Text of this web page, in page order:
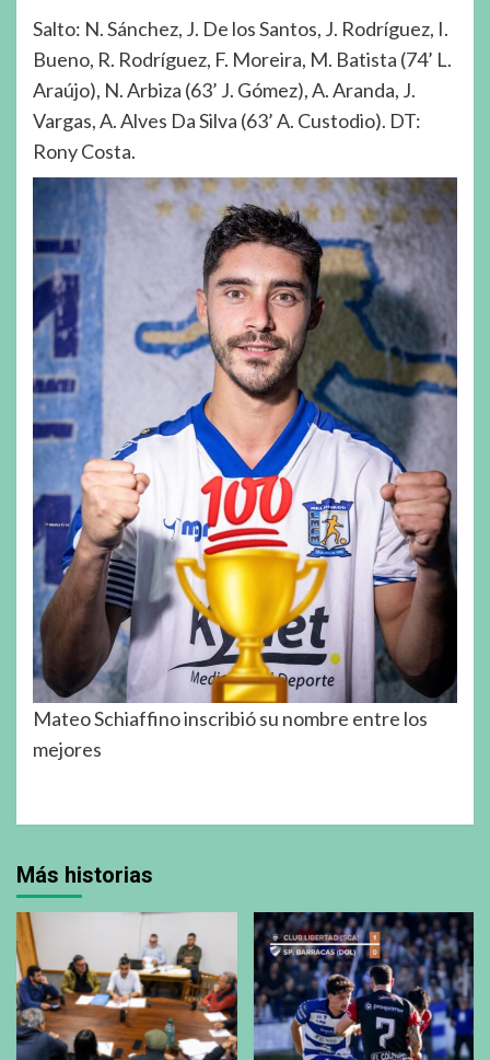
Salto: N. Sánchez, J. De los Santos, J. Rodríguez, I.
Bueno, R. Rodríguez, F. Moreira, M. Batista (74’ L.
Araújo), N. Arbiza (63’ J. Gómez), A. Aranda, J.
Vargas, A. Alves Da Silva (63’ A. Custodio). DT:
Rony Costa.
Mateo Schiaffino inscribió su nombre entre los
mejores
Más historias